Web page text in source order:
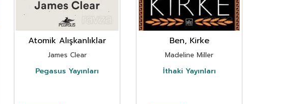
Atomik Alışkanlıklar
James Clear
Pegasus Yayınları
Ben, Kirke
Madeline Miller
İthaki Yayınları